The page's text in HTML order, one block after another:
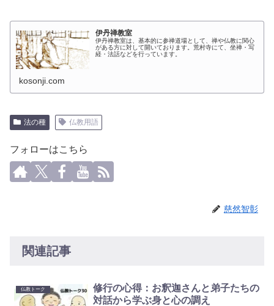
伊丹禅教室
伊丹禅教室は、基本的に参禅道場として、禅や仏教に関心
がある方に対して開いております。荒村寺にて、坐禅・写
経・法話などを行っています。
kosonji.com
法の種 仏教用語
フォローはこちら
慈然智彰
関連記事
仏教トーク
修行の心得：お釈迦さんと弟子たちの
対話から学ぶ身と心の調え